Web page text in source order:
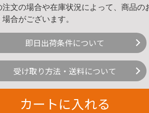
文の場合や在庫状況によって、商品の
合がございます。
即日出荷条件について
受け取り方法・送料について
カートに入れる